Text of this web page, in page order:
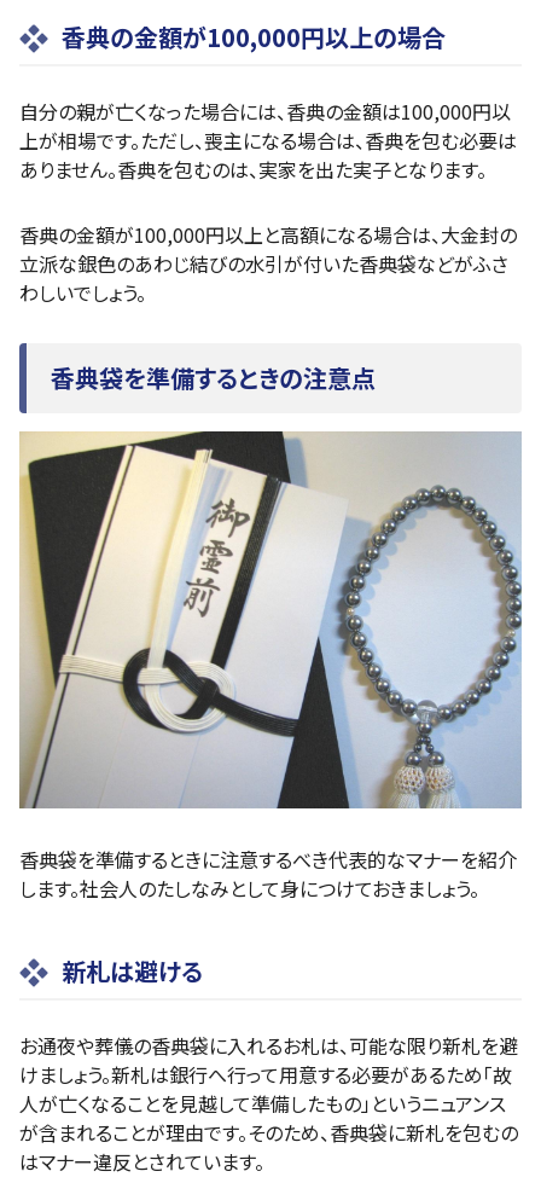
香典の金額が100,000円以上の場合
自分の親が亡くなった場合には、香典の金額は100,000円以
上が相場です。ただし、喪主になる場合は、香典を包む必要は
ありません。香典を包むのは、実家を出た実子となります。
香典の金額が100,000円以上と高額になる場合は、大金封の
立派な銀色のあわじ結びの水引が付いた香典袋などがふさ
わしいでしょう。
香典袋を準備するときの注意点
香典袋を準備するときに注意するべき代表的なマナーを紹介
します。社会人のたしなみとして身につけておきましょう。
新札は避ける
お通夜や葬儀の香典袋に入れるお札は、可能な限り新札を避
けましょう。新札は銀行へ行って用意する必要があるため「故
人が亡くなることを見越して準備したもの」というニュアンス
が含まれることが理由です。そのため、香典袋に新札を包むの
はマナー違反とされています。